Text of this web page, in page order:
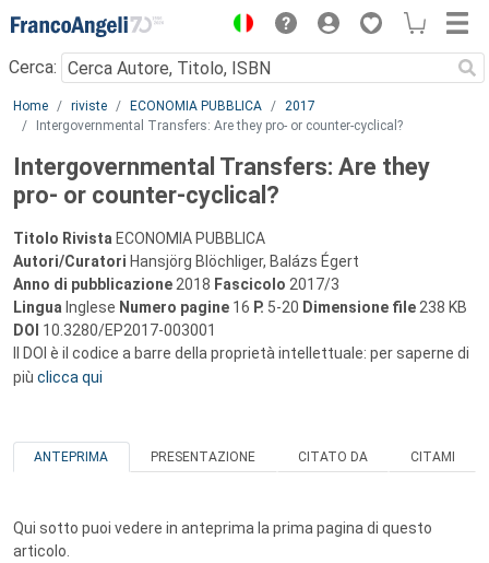
Menu
Cerca:
Main content
Home riviste ECONOMIA PUBBLICA
2017
Intergovernmental Transfers: Are they pro- or counter-cyclical?
Intergovernmental Transfers: Are they
pro- or counter-cyclical?
Titolo Rivista ECONOMIA PUBBLICA
Autori/Curatori Hansjörg Blöchliger, Balázs Égert
Anno di pubblicazione 2018 Fascicolo 2017/3
Lingua Inglese Numero pagine 16 P. 5-20 Dimensione file 238 KB
DOI 10.3280/EP2017-003001
Il DOI è il codice a barre della proprietà intellettuale: per saperne di
più clicca qui
ANTEPRIMA PRESENTAZIONE CITATO DA CITAMI
Qui sotto puoi vedere in anteprima la prima pagina di questo
articolo.